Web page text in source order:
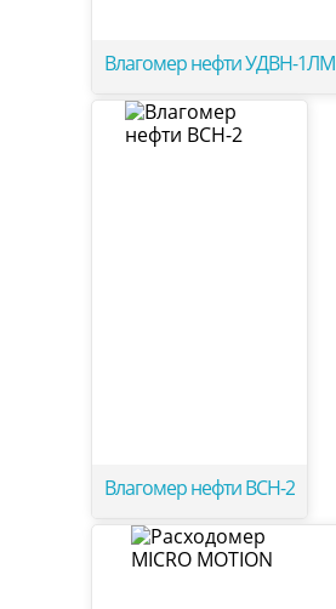
Влагомер нефти УДВН-1ЛМ
Влагомер нефти ВСН-2